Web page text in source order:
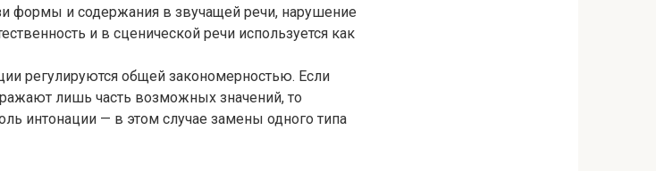
формы и содержания в звучащей речи, нарушение
и в сценической речи используется как
регулируются общей закономерностью. Если
лишь часть возможных значений, то
интонации — в этом случае замены одного типа